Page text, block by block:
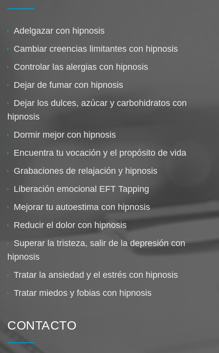
Adelgazar con hipnosis
Cambiar creencias limitantes con hipnosis
Controlar las alergias con hipnosis
Dejar de fumar con hipnosis
Dejar los dulces, azúcar y carbohidratos con
hipnosis
Dormir mejor con hipnosis
Encuentra tu vocación y el propósito de vida
Grabaciones de relajación y hipnosis
Liberación emocional EFT Tapping
Mejorar tu autoestima con hipnosis
Reducir el dolor con hipnosis
Superar la tristeza, salir de la depresión con
hipnosis
Tratar la ansiedad y el estrés con hipnosis
Tratar miedos y fobias con hipnosis
CONTACTO